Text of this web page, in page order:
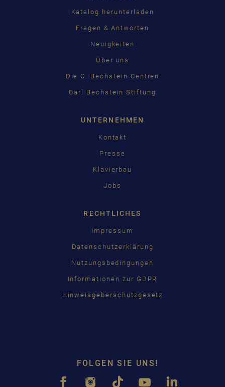
Katalog herunterladen
Fragen & Antworten
Neuigkeiten
Über uns
Die C. Bechstein Centren
Carl Bechstein Stiftung
UNTERNEHMEN
Kontakt
Presse
Klavierbau
Jobs
RECHTLICHES
Impressum
Datenschutzerklärung
Nutzungsbedingungen
Informationen zur GDPR
Hinweisgeberschutzgesetz
FOLGEN SIE UNS!